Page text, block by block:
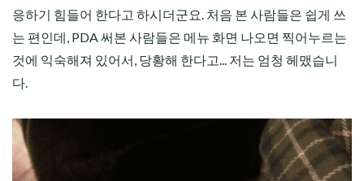
응하기 힘들어 한다고 하시더군요. 처음 본 사람들은 쉽게 쓰
는 편인데, PDA 써본 사람들은 메뉴 화면 나오면 찍어누르는
것에 익숙해져 있어서, 당황해 한다고... 저는 엄청 헤맸습니
다.